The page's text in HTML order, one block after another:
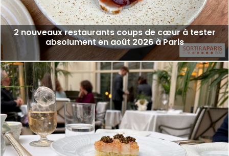
2 nouveaux restaurants coups de cœur à tester
absolument en août 2026 à Paris